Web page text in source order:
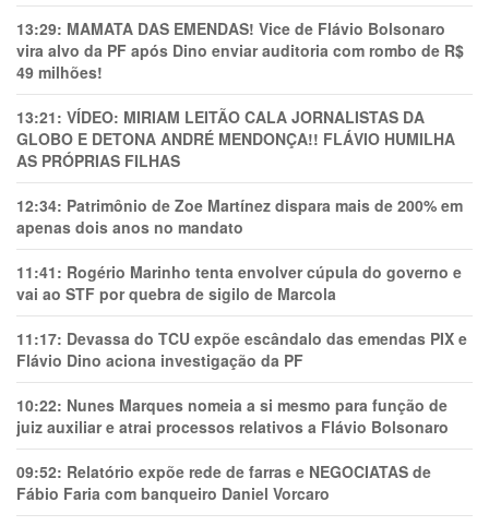
13:29: MAMATA DAS EMENDAS! Vice de Flávio Bolsonaro
vira alvo da PF após Dino enviar auditoria com rombo de R$
49 milhões!
13:21: VÍDEO: MIRIAM LEITÃO CALA JORNALISTAS DA
GLOBO E DETONA ANDRÉ MENDONÇA!! FLÁVIO HUMILHA
AS PRÓPRIAS FILHAS
12:34: Patrimônio de Zoe Martínez dispara mais de 200% em
apenas dois anos no mandato
11:41: Rogério Marinho tenta envolver cúpula do governo e
vai ao STF por quebra de sigilo de Marcola
11:17: Devassa do TCU expõe escândalo das emendas PIX e
Flávio Dino aciona investigação da PF
10:22: Nunes Marques nomeia a si mesmo para função de
juiz auxiliar e atrai processos relativos a Flávio Bolsonaro
09:52: Relatório expõe rede de farras e NEGOCIATAS de
Fábio Faria com banqueiro Daniel Vorcaro